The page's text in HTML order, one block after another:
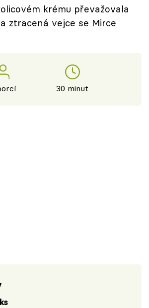
krému převažovala
ztracená vejce se Mirce
30 minut